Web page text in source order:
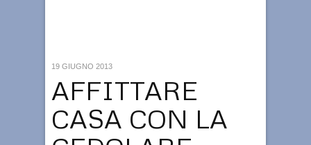
AFFITTARE
CASA CON LA
19 GIUGNO 2013